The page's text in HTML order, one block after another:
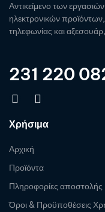
Αντικείμενο των
ηλεκτρονικών
τηλεφωνίας και
231 220
Χρήσιμα
Αρχική
Προϊόντα
Πληροφορίες αποστολής
Όροι & Προϋποθέσεις